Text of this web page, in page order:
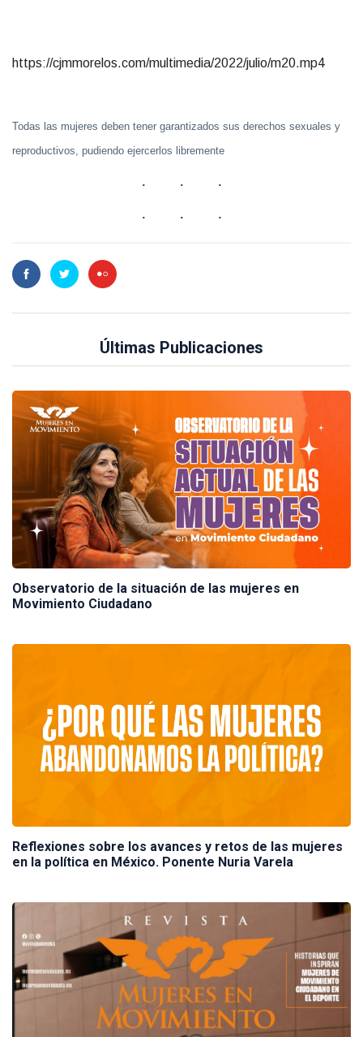
https://cjmmorelos.com/multimedia/2022/julio/m20.mp4
Todas las mujeres deben tener garantizados sus derechos sexuales y
reproductivos, pudiendo ejercerlos libremente
Últimas Publicaciones
Observatorio de la situación de las mujeres en
Movimiento Ciudadano
Reflexiones sobre los avances y retos de las mujeres
en la política en México. Ponente Nuria Varela